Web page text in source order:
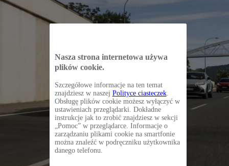
Nasza strona internetowa używa
plików cookie.
Szczegółowe informacje na ten temat
znajdziesz w naszej Polityce ciasteczek.
Obsługę plików cookie możesz wyłączyć w
ustawieniach przeglądarki. Dokładne
instrukcje jak to zrobić znajdziesz w sekcji
„Pomoc” w przeglądarce. Informacje o
zarządzaniu plikami cookie na smartfonie
można znaleźć w podręczniku użytkownika
danego telefonu.